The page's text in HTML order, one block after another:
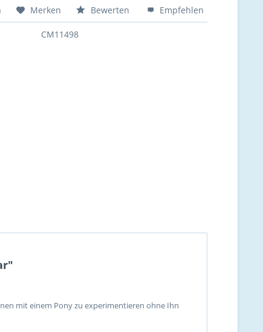
Merken Bewerten Empfehlen
CM11498
mit einem Pony zu experimentieren ohne Ihn